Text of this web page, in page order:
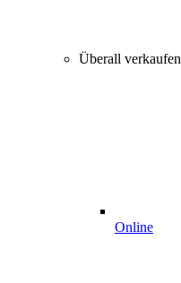
Überall verkaufen
Online